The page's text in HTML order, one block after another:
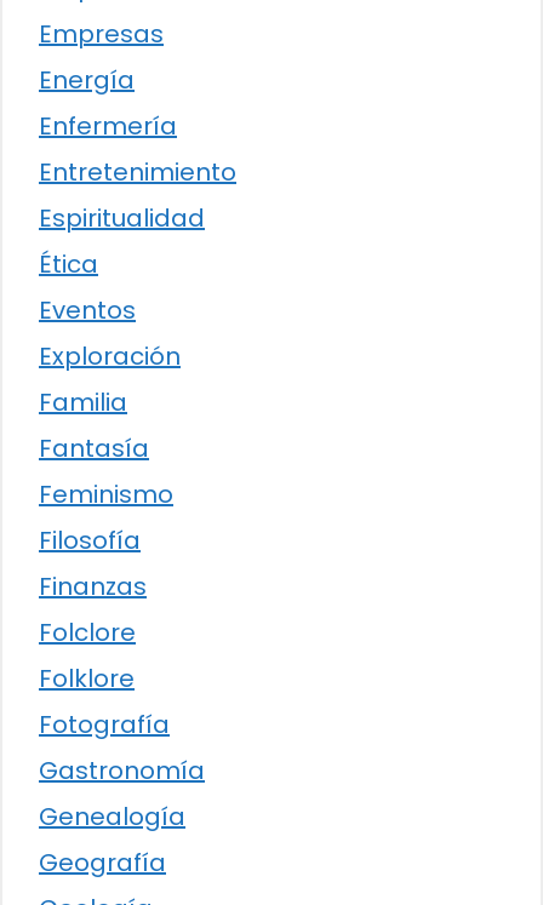
Empresas
Energía
Enfermería
Entretenimiento
Espiritualidad
Ética
Eventos
Exploración
Familia
Fantasía
Feminismo
Filosofía
Finanzas
Folclore
Folklore
Fotografía
Gastronomía
Genealogía
Geografía